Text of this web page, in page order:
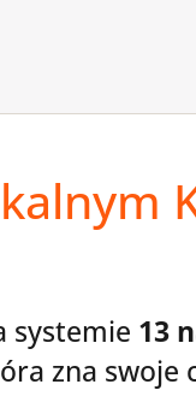
systemie 13
zna swoje